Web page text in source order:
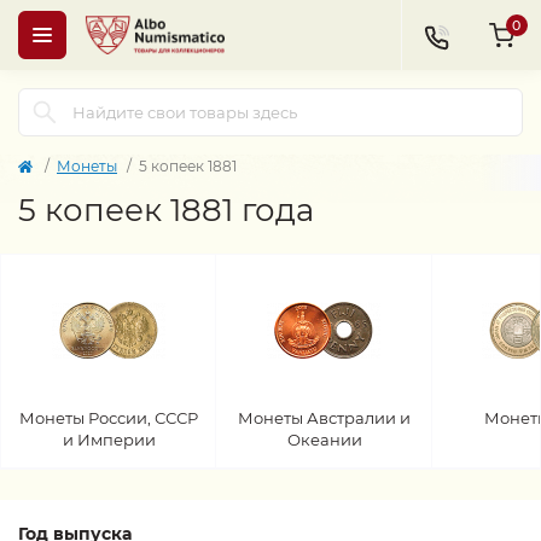
0
Монеты 5 копеек 1881
5 копеек 1881 года
Монеты России, СССР
и Империи
Монеты Австралии и
Океании
Год выпуска